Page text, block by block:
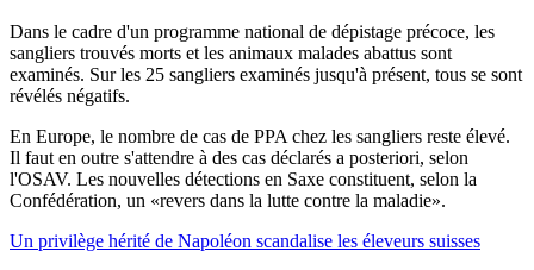
Dans le cadre d'un programme national de dépistage précoce, les
sangliers trouvés morts et les animaux malades abattus sont
examinés. Sur les 25 sangliers examinés jusqu'à présent, tous se sont
révélés négatifs.
En Europe, le nombre de cas de PPA chez les sangliers reste élevé.
Il faut en outre s'attendre à des cas déclarés a posteriori, selon
l'OSAV. Les nouvelles détections en Saxe constituent, selon la
Confédération, un «revers dans la lutte contre la maladie».
Un privilège hérité de Napoléon scandalise les éleveurs suisses